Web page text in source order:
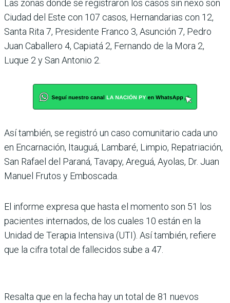
Las zonas donde se registraron los casos sin nexo son
Ciudad del Este con 107 casos, Hernandarias con 12,
Santa Rita 7, Presidente Franco 3, Asunción 7, Pedro
Juan Caballero 4, Capiatá 2, Fernando de la Mora 2,
Luque 2 y San Antonio 2.
Así también, se registró un caso comunitario cada uno
en Encarnación, Itauguá, Lambaré, Limpio, Repatriación,
San Rafael del Paraná, Tavapy, Areguá, Ayolas, Dr. Juan
Manuel Frutos y Emboscada.
El informe expresa que hasta el momento son 51 los
pacientes internados, de los cuales 10 están en la
Unidad de Terapia Intensiva (UTI). Así también, refiere
que la cifra total de fallecidos sube a 47.
Resalta que en la fecha hay un total de 81 nuevos